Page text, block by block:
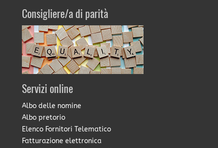
Consigliere/a di parità
Servizi online
Albo delle nomine
Albo pretorio
Elenco Fornitori Telematico
Fatturazione elettronica